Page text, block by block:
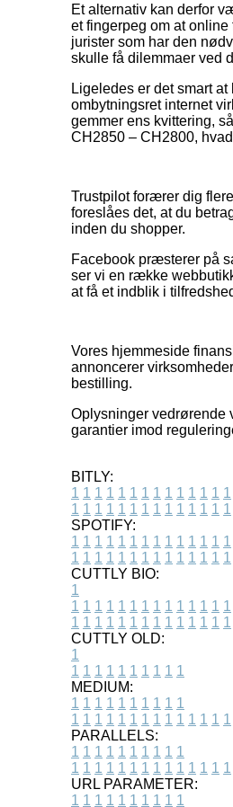
Et alternativ kan derfor
et fingerpeg om at
jurister som har den
skulle få dilemmaer ved
Ligeledes er det smart
ombytningsret internet
gemmer ens kvittering,
CH2850 – CH2800,
Trustpilot forærer dig
foreslåes det, at du
inden du shopper.
Facebook præsterer på
ser vi en række
at få et indblik i
Vores hjemmeside
annoncerer
bestilling.
Oplysninger vedrørende
garantier imod
BITLY:
1 1 1 1 1 1 1 1 1 1 1 1 1 1
1 1 1 1 1 1 1 1 1 1 1 1 1 1
SPOTIFY:
1 1 1 1 1 1 1 1 1 1 1 1 1 1
1 1 1 1 1 1 1 1 1 1 1 1 1 1
CUTTLY BIO:
1
1 1 1 1 1 1 1 1 1 1 1 1 1 1
1 1 1 1 1 1 1 1 1 1 1 1 1 1
CUTTLY OLD:
1
1 1 1 1 1 1 1 1 1 1
MEDIUM:
1 1 1 1 1 1 1 1 1 1
1 1 1 1 1 1 1 1 1 1 1 1 1 1
PARALLELS:
1 1 1 1 1 1 1 1 1 1
1 1 1 1 1 1 1 1 1 1 1 1 1 1
URL PARAMETER:
1 1 1 1 1 1 1 1 1 1